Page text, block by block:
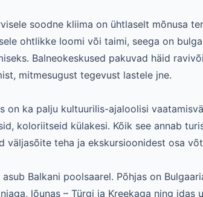
soodne kliima on ühtlaselt mõnusa
ohtlikke loomi või taimi, seega on
Balneokeskused pakuvad häid
mitmesugust tegevust lastele jne.
on ka palju kultuurilis-ajaloolisi
koloriitseid külakesi. Kõik see annab
väljasõite teha ja ekskursioonidest osa
asub Balkani poolsaarel. Põhjas on
lõunas – Türgi ja Kreekaga ning idas